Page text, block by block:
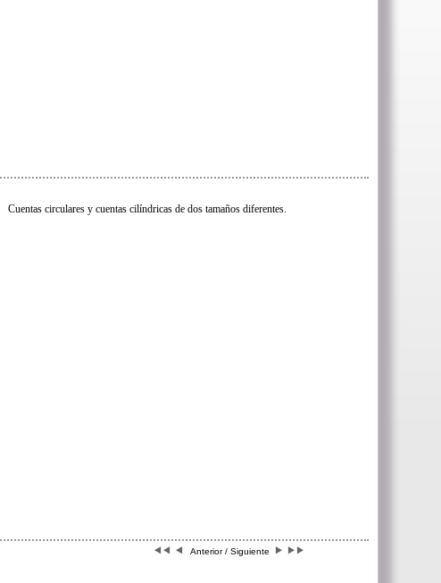
Cuentas circulares y cuentas cilíndricas de dos tamaños diferentes.
Anterior / Siguiente